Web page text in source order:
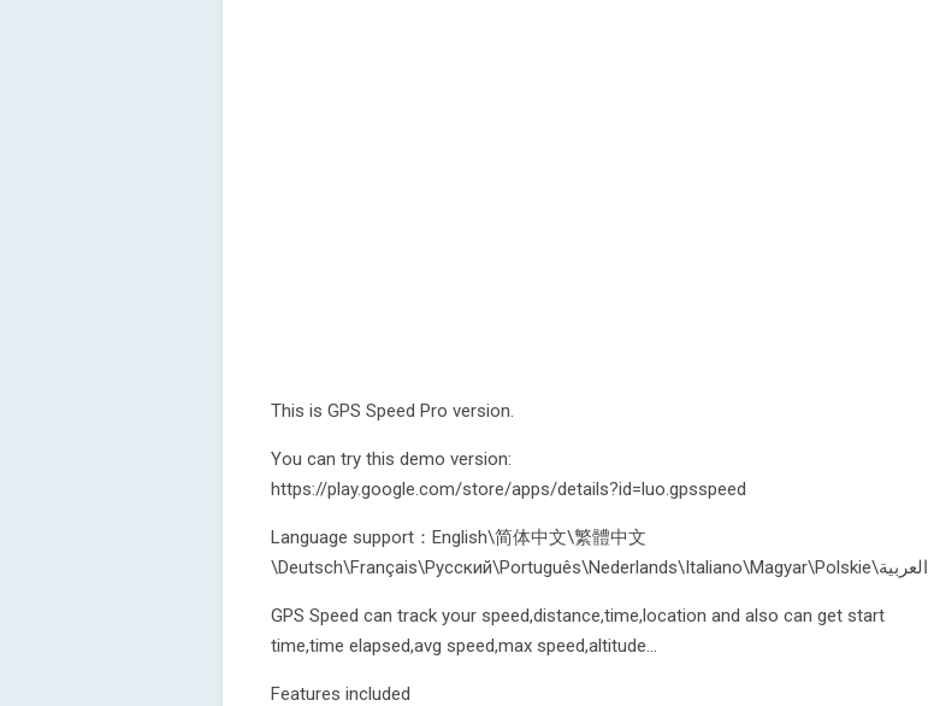
This is GPS Speed Pro version.
You can try this demo version:
https://play.google.com/store/apps/details?id=luo.gpsspeed
Language support：English\简体中文\繁體中文
\Deutsch\Français\Pусский\Português\Nederlands\Italiano\Magyar\Polskie\العربية
GPS Speed can track your speed,distance,time,location and also can get start
time,time elapsed,avg speed,max speed,altitude...
Features included